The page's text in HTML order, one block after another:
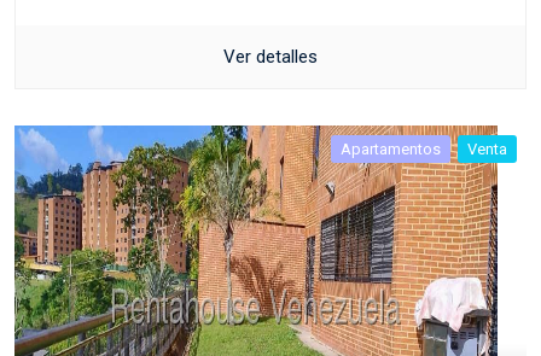
Ver detalles
Apartamentos Venta